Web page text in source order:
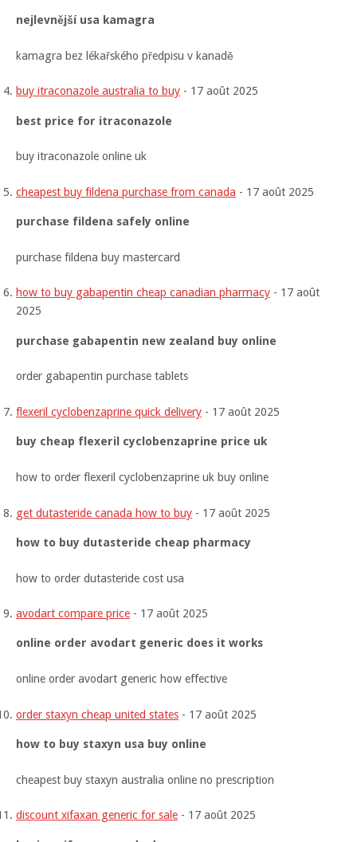
nejlevnější usa kamagra
kamagra bez lékařského předpisu v kanadě
buy itraconazole australia to buy - 17 août 2025
best price for itraconazole
buy itraconazole online uk
cheapest buy fildena purchase from canada - 17 août 2025
purchase fildena safely online
purchase fildena buy mastercard
how to buy gabapentin cheap canadian pharmacy - 17 août
2025
purchase gabapentin new zealand buy online
order gabapentin purchase tablets
flexeril cyclobenzaprine quick delivery - 17 août 2025
buy cheap flexeril cyclobenzaprine price uk
how to order flexeril cyclobenzaprine uk buy online
get dutasteride canada how to buy - 17 août 2025
how to buy dutasteride cheap pharmacy
how to order dutasteride cost usa
avodart compare price - 17 août 2025
online order avodart generic does it works
online order avodart generic how effective
order staxyn cheap united states - 17 août 2025
how to buy staxyn usa buy online
cheapest buy staxyn australia online no prescription
discount xifaxan generic for sale - 17 août 2025